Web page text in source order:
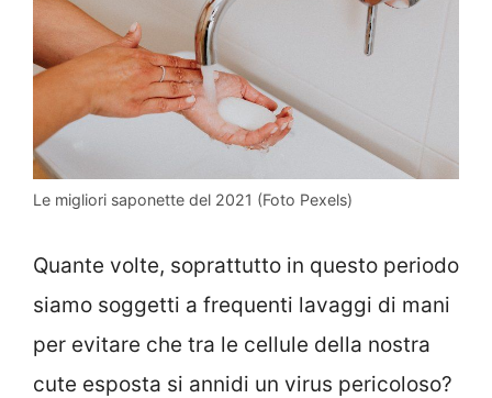
Le migliori saponette del 2021 (Foto Pexels)
Quante volte, soprattutto in questo periodo
siamo soggetti a frequenti lavaggi di mani
per evitare che tra le cellule della nostra
cute esposta si annidi un virus pericoloso?